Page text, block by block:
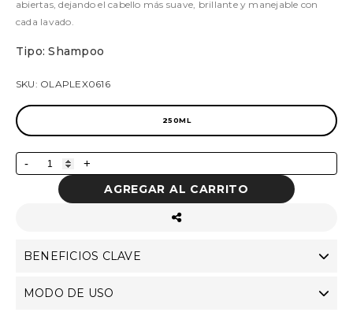
abiertas, dejando el cabello más suave, brillante y manejable con
cada lavado.
Tipo: Shampoo
SKU: OLAPLEX0616
250ML
- +
AGREGAR AL CARRITO
BENEFICIOS CLAVE
MODO DE USO